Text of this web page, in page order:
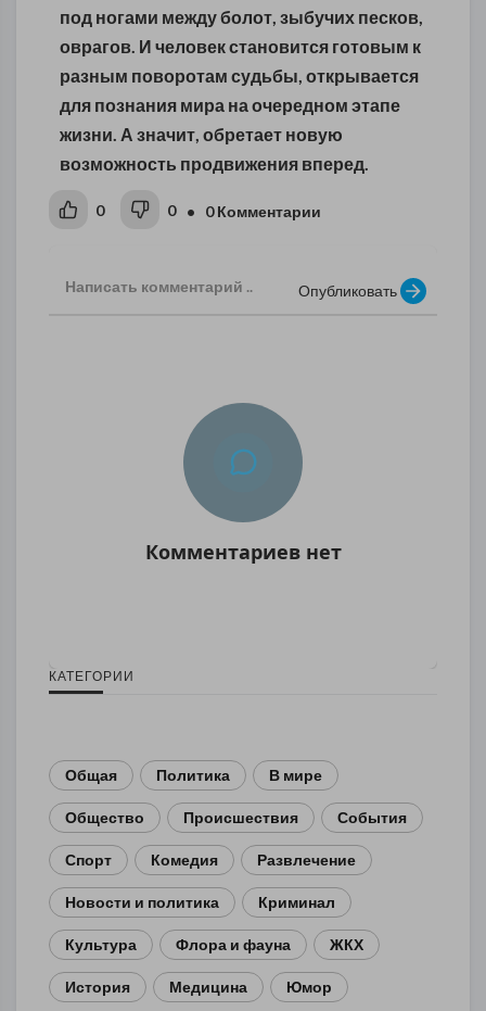
под ногами между болот, зыбучих песков,
оврагов. И человек становится готовым к
разным поворотам судьбы, открывается
для познания мира на очередном этапе
жизни. А значит, обретает новую
возможность продвижения вперед.
0 0 • 0 Комментарии
Опубликовать
Комментариев нет
КАТЕГОРИИ
Общая Политика В мире
Общество Происшествия События
Спорт Комедия Развлечение
Новости и политика Криминал
Культура Флора и фауна ЖКХ
История Медицина Юмор